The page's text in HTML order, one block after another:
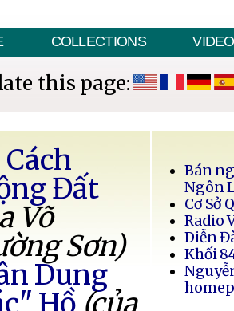
COLLECTIONS VIDEO
this page:
Cách
Đất
Võ
Sơn)
Dung
Hồ (của
Bán
Ngôn
Cơ Sở
Radio
Diễn
Khối